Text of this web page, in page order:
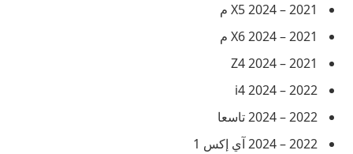
2021 – 2024 X5 م
2021 – 2024 X6 م
2021 – 2024 Z4
2022 – 2024 i4
2022 – 2024 تاسعا
2022 – 2024 آي إكس 1